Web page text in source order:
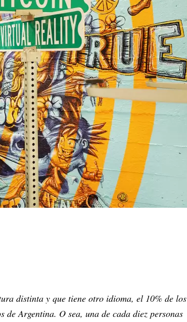
distinta y que tiene otro idioma, el 10% de los
Argentina. O sea, una de cada diez personas